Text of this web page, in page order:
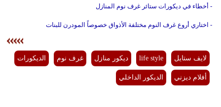
- أخطاء في ديكورات ستائر غرف نوم المنازل
- اختاري أروع غرف النوم مختلفة الأذواق خصوصاً المودرن للبنات
لايف ستايل life style ديكور منازل غرف نوم الديكورات
أفلام ديزني الديكور الداخلي